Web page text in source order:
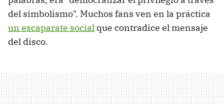
del simbolismo". Muchos fans ven en la práctica
un escaparate social que contradice el mensaje
del disco.